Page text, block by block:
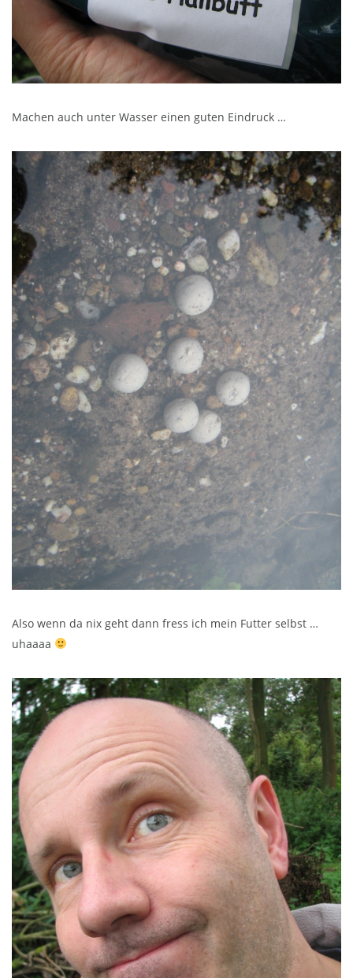
Machen auch unter Wasser einen guten Eindruck …
Also wenn da nix geht dann fress ich mein Futter selbst …
uhaaaa